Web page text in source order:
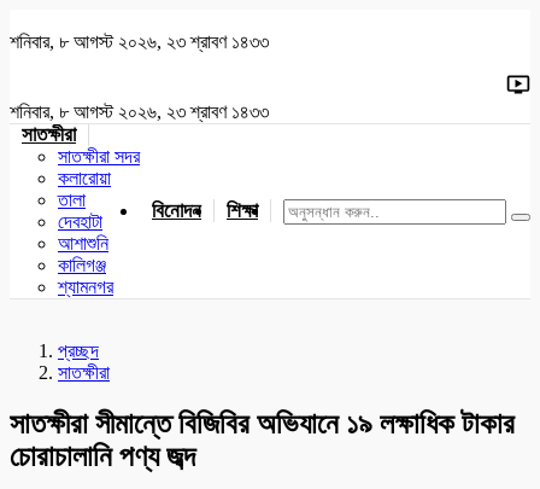
শনিবার, ৮ আগস্ট ২০২৬, ২৩ শ্রাবণ ১৪৩৩
শনিবার, ৮ আগস্ট ২০২৬, ২৩ শ্রাবণ ১৪৩৩
সাতক্ষীরা
সাতক্ষীরা সদর
কলারোয়া
তালা
দেবহাটা
আশাশুনি
কালিগঞ্জ
শ্যামনগর
বিনোদন শিক্ষা খেলাধুলা জাতীয় যশোর
প্রচ্ছদ
সাতক্ষীরা
সাতক্ষীরা সীমান্তে বিজিবির অভিযানে ১৯ লক্ষাধিক টাকার
চোরাচালানি পণ্য জব্দ